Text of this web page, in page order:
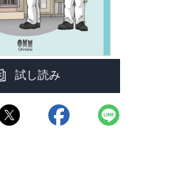
試し読み